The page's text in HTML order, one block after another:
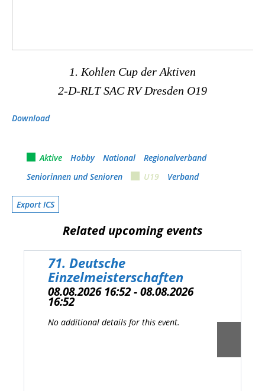
1. Kohlen Cup der Aktiven
2-D-RLT SAC RV Dresden O19
Download
Aktive Hobby National
Regionalverband
Seniorinnen und Senioren
U19 Verband
Export ICS
Related upcoming events
71. Deutsche
Einzelmeisterschaften
08.08.2026 16:52 - 08.08.2026
16:52
No additional details for this event.